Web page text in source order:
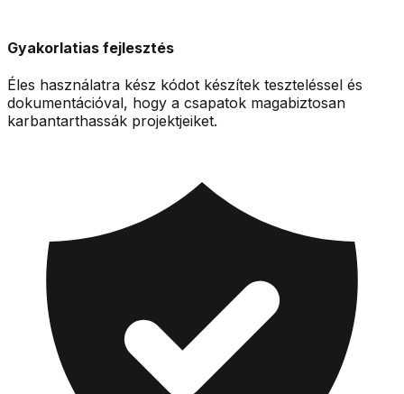
Gyakorlatias fejlesztés
Éles használatra kész kódot készítek teszteléssel és
dokumentációval, hogy a csapatok magabiztosan
karbantarthassák projektjeiket.